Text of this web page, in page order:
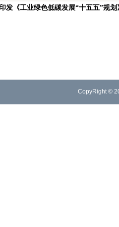
发《工业绿色低碳发展“十五五”规划
CopyRight ©